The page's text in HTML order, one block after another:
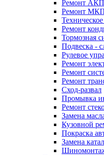
Ремонт
Ремонт
Ремонт
Тормозная
Подвеска -
Рулевое
Ремонт
Ремонт
Ремонт
Сход-развал
Промывка
Ремонт
Замена
Кузовной
Покраска
Замена